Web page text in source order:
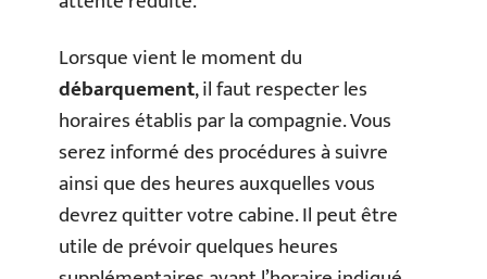
Lorsque vient le moment du
débarquement, il faut respecter les
horaires établis par la compagnie. Vous
serez informé des procédures à suivre
ainsi que des heures auxquelles vous
devrez quitter votre cabine. Il peut être
utile de prévoir quelques heures